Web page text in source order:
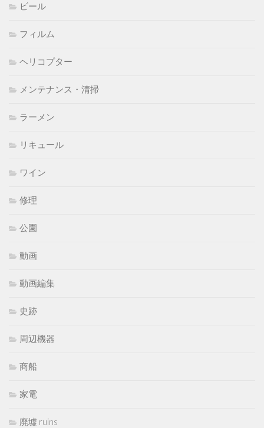
ビール
フィルム
ヘリコプター
メンテナンス・清掃
ラーメン
リキュール
ワイン
修理
公園
動画
動画編集
史跡
周辺機器
商船
家電
廃墟 ruins